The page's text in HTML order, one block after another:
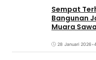
Sempat
Bangunan
Muara
28 Januari 2026•